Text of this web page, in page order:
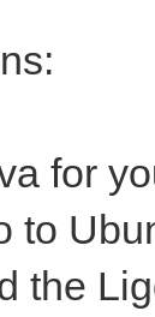
for
to
the